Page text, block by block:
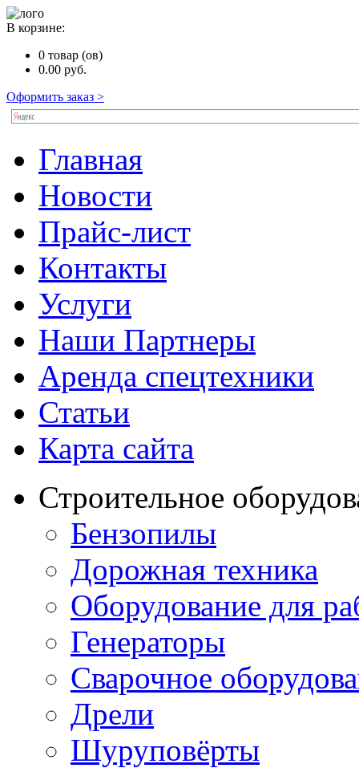
В корзине:
0 товар (ов)
0.00 руб.
Оформить заказ >
Главная
Новости
Прайс-лист
Контакты
Услуги
Наши Партнеры
Аренда спецтехники
Статьи
Карта сайта
Строительное
Бензопилы
Дорожная техника
Оборудование для
Генераторы
Сварочное
Дрели
Шуруповёрты